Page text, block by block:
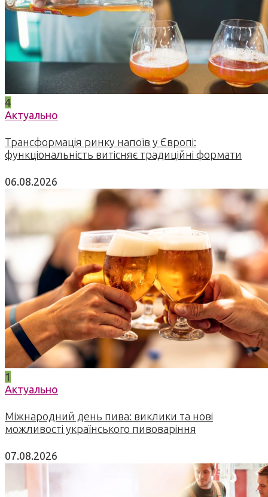
4
Актуально
Трансформація ринку напоїв у Європі:
функціональність витісняє традиційні формати
06.08.2026
1
Актуально
Міжнародний день пива: виклики та нові
можливості українського пивоваріння
07.08.2026